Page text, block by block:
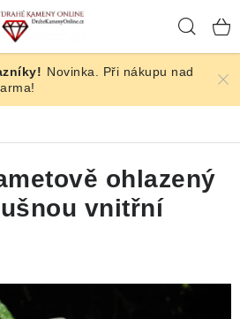
Novinka. Při nákupu nad
ohlazený
vnitřní